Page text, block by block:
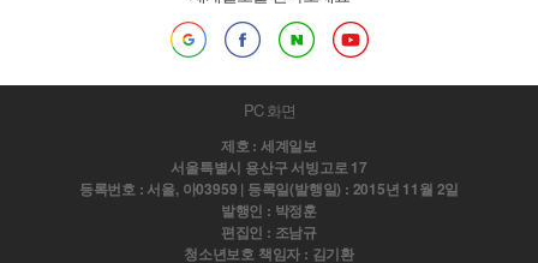
PC 화면
제호 : 세계일보
서울특별시 용산구 서빙고로 17
등록번호 : 서울, 아03959 | 등록일(발행일) : 2015년 11월 2일
발행인 : 박정훈
편집인 : 조남규
청소년보호 책임자 : 김기환